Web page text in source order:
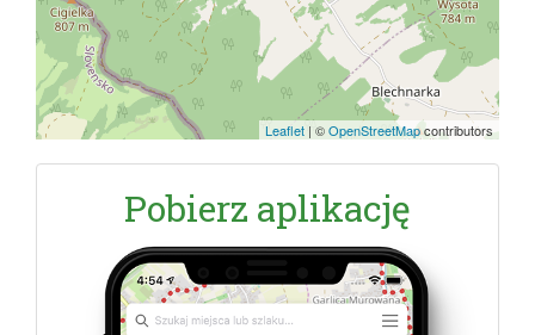
Leaflet | ©OpenStreetMapcontributors
Pobierz aplikację